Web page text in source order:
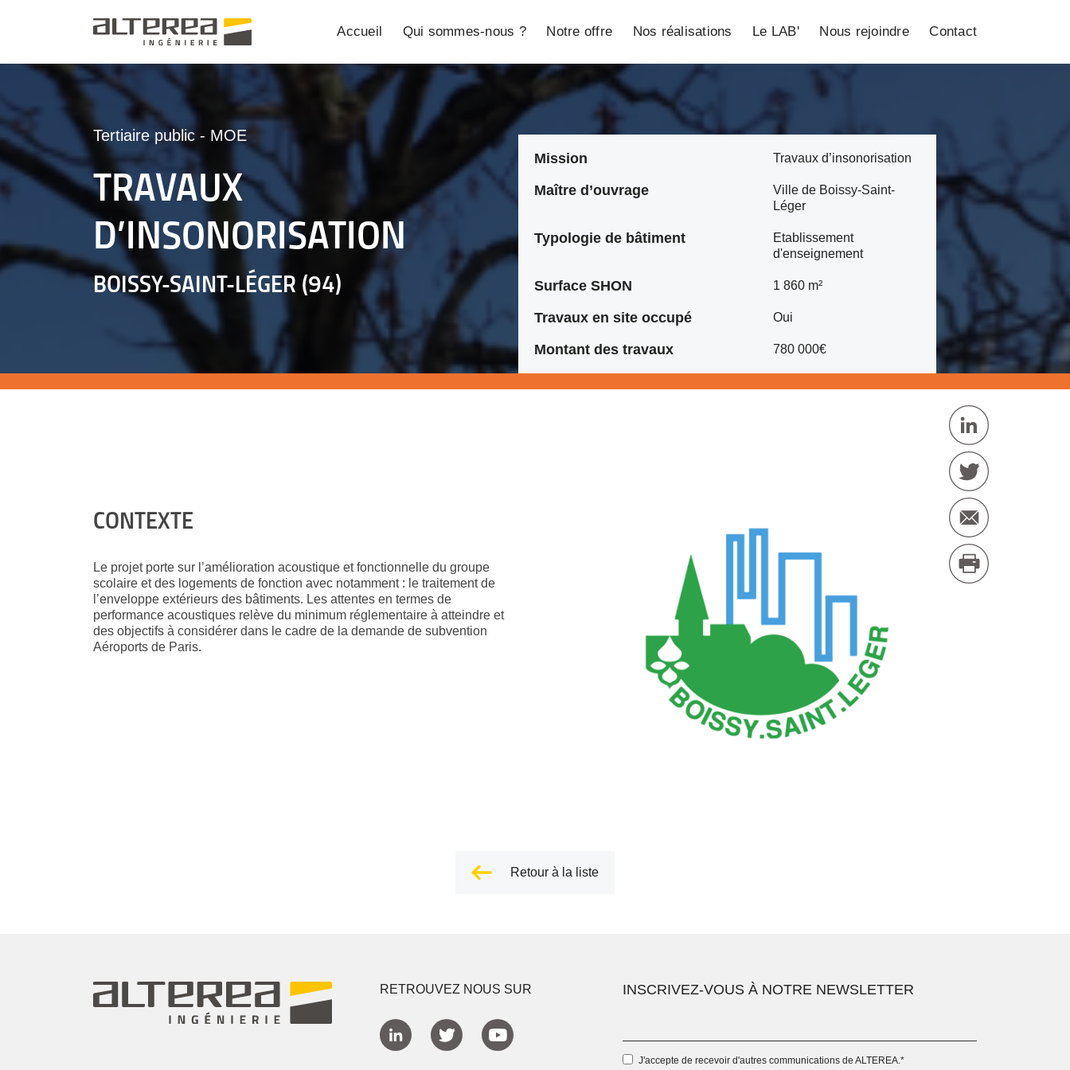
Accueil Qui sommes-nous ? Notre offre Nos réalisations Le LAB' Nous rejoindre Contact
Tertiaire public - MOE
TRAVAUX
D’INSONORISATION
BOISSY-SAINT-LÉGER (94)
Mission Travaux d’insonorisation
Maître d’ouvrage
Ville de Boissy-Saint-
Léger
Typologie de bâtiment
Etablissement
d'enseignement
Surface SHON 1 860 m²
Travaux en site occupé Oui
Montant des travaux 780 000€
CONTEXTE
Le projet porte sur l’amélioration acoustique et fonctionnelle du groupe
scolaire etdes logements de fonction avec notamment : le traitement de
l’enveloppe extérieurs des bâtiments. Les attentes en termes de
performance acoustiques relève du minimum réglementaire à atteindre et
des objectifs à considérer dans le cadre de la demande de subvention
Aéroports de Paris.
Retour à la liste
RETROUVEZ NOUS SUR INSCRIVEZ-VOUS À NOTRE NEWSLETTER
J'accepte de recevoir d'autres communications de ALTEREA.*